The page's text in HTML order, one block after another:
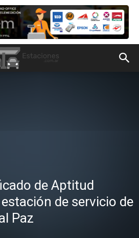
de Aptitud
de servicio de
Paz